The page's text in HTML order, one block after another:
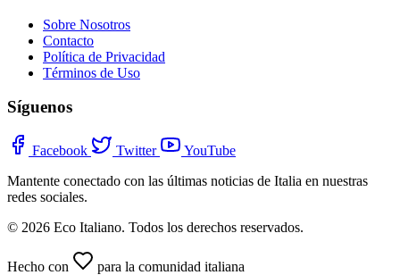
Sobre Nosotros
Contacto
Política de Privacidad
Términos de Uso
Síguenos
Facebook Twitter
YouTube
Mantente conectado con las últimas noticias de Italia en nuestras
redes sociales.
© 2026 Eco Italiano. Todos los derechos reservados.
Hecho con para la comunidad italiana